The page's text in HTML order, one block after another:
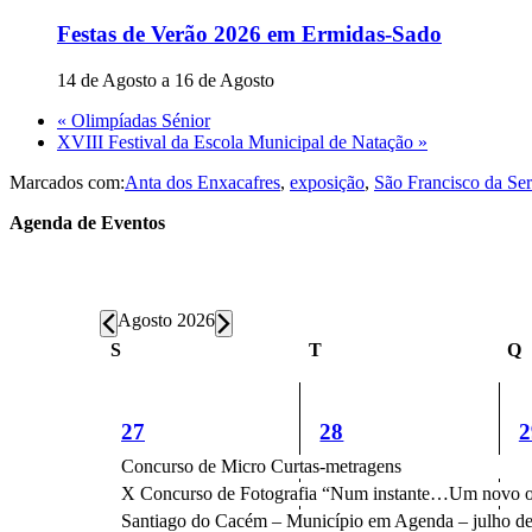
Festas de Verão 2026 em Ermidas-Sado
14 de Agosto a 16 de Agosto
« Olimpíadas Sénior
XVIII Festival da Escola Municipal de Natação »
Marcados com:Anta dos Enxacafres, exposição, São Francisco da
Sidebar
Agenda de Eventos
Eventos
Agosto 2026
Calendário
S TTerça-
Q
6
eventos,
27
Concurso de Micro Curtas-metragens
X Concurso de Fotografia “Num instante…Um novo
Santiago do Cacém – Município em Agenda – julho
6
eventos,
28
6